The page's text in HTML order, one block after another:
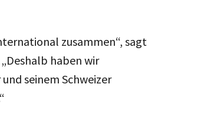
zusammen“, sagt
haben wir
seinem Schweizer